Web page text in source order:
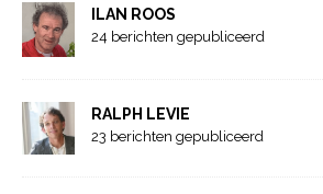
ILAN ROOS
24 berichten gepubliceerd
RALPH LEVIE
23 berichten gepubliceerd